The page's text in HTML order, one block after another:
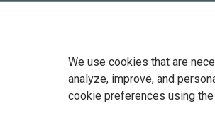
Tout le contenu de
de données, a la
We use cookies that are
analyze, improve, and
cookie preferences using the